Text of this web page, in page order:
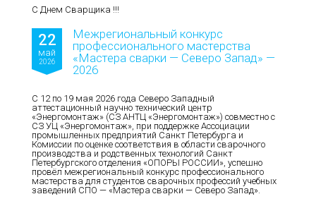
С Днем Сварщика !!!
22
май
2026
Межрегиональный конкурс
профессионального мастерства
«Мастера сварки — Северо Запад» —
2026
С 12 по 19 мая 2026 года Северо Западный
аттестационный научно технический центр
«Энергомонтаж» (СЗ АНТЦ «Энергомонтаж») совместно с
СЗ УЦ «Энергомонтаж», при поддержке Ассоциации
промышленных предприятий Санкт Петербурга и
Комиссии по оценке соответствия в области сварочного
производства и родственных технологий Санкт
Петербургского отделения «ОПОРЫ РОССИИ», успешно
провёл межрегиональный конкурс профессионального
мастерства для студентов сварочных профессий учебных
заведений СПО — «Мастера сварки — Северо Запад».